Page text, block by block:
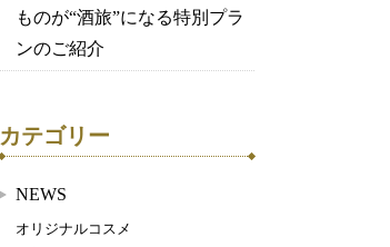
ものが“酒旅”になる特別プラ
ンのご紹介
カテゴリー
NEWS
オリジナルコスメ